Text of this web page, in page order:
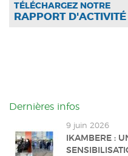
TÉLÉCHARGEZ NOTRE
RAPPORT D'ACTIVITÉ
Dernières infos
9 juin 2026
IKAMBERE :